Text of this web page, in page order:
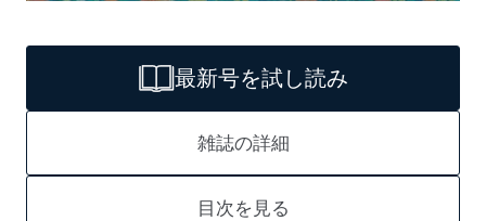
最新号を試し読み
雑誌の詳細
目次を見る